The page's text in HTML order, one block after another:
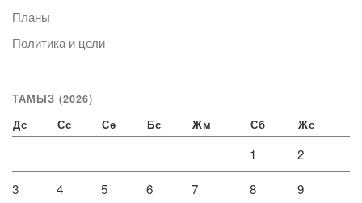
Планы
Политика и цели
ТАМЫЗ (2026)
Дс Сс Сә Бс Жм Сб Жс
1 2
3 4 5 6 7 8 9